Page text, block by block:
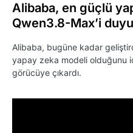
Alibaba, en güçlü
Qwen3.8-Max’i
Alibaba, bugüne kadar
yapay zeka modeli olduğunu
görücüye çıkardı.